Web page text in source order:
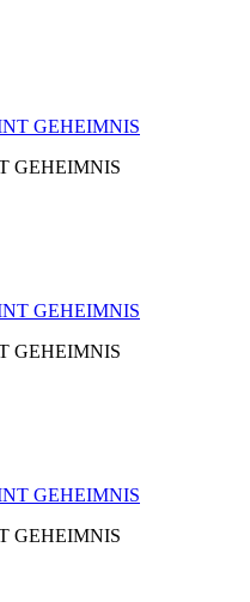
GEHEIMNIS
GEHEIMNIS
GEHEIMNIS